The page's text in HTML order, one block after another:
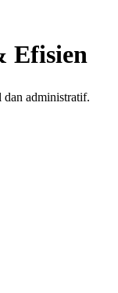
Efisien
dan administratif.